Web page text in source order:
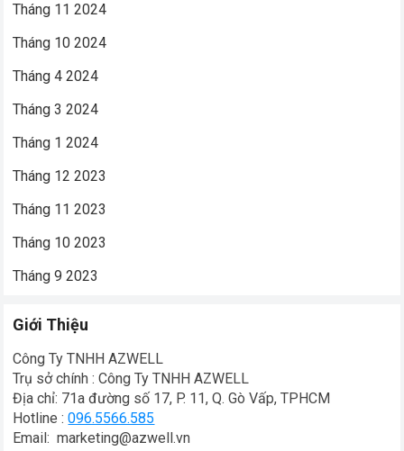
Tháng 11 2024
Tháng 10 2024
Tháng 4 2024
Tháng 3 2024
Tháng 1 2024
Tháng 12 2023
Tháng 11 2023
Tháng 10 2023
Tháng 9 2023
Giới Thiệu
Công Ty TNHH AZWELL
Trụ sở chính : Công Ty TNHH AZWELL
Địa chỉ: 71a đường số 17, P. 11, Q. Gò Vấp, TPHCM
Hotline :096.5566.585
Email: marketing@azwell.vn